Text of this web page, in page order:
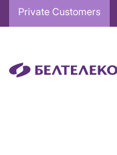
Основная
навигация
Private Customers